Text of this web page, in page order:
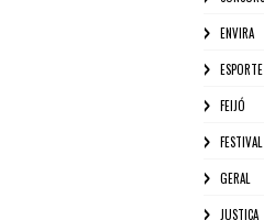
ENVIRA
ESPORTE
FEIJÓ
GERAL
JUSTIÇA